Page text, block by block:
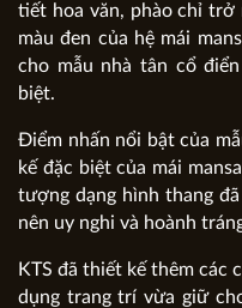
tiết hoa văn, phào chỉ trở
màu đen của hệ mái
cho mẫu nhà tân cổ
biệt.
Điểm nhấn nổi bật của
kế đặc biệt của mái
tượng dạng hình thang
nên uy nghi và hoành
KTS đã thiết kế thêm các
dụng trang trí vừa giữ